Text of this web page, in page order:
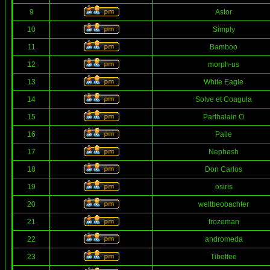
9 Astor
10 Simply
11 Bamboo
12 morph-us
13 White Eagle
14 Solve et Coagula
15 Parthalain O
16 Palle
17 Nephesh
18 Don Carlos
19 osiris
20 weltbeobachter
21 frozeman
22 andromeda
23 Tibetfee